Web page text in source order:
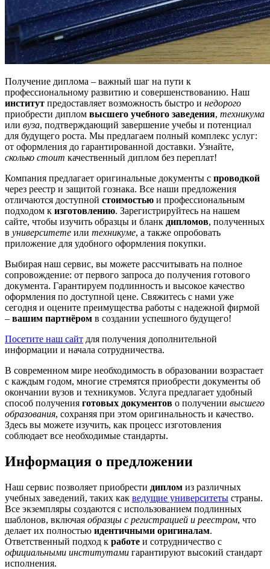
Получение диплома – важный шаг на пути к
профессиональному развитию и совершенствованию. Наш
институт предоставляет возможность быстро и недорого
приобрести диплом высшего учебного заведения, техникума
или вуза, подтверждающий завершение учебы и потенциал
для будущего роста. Мы предлагаем полный комплекс услуг:
от оформления до гарантированной доставки. Узнайте,
сколько стоит качественный диплом без переплат!
Компания предлагает оригинальные документы с проводкой
через реестр и защитой гознака. Все наши предложения
отличаются доступной стоимостью и профессиональным
подходом к изготовлению. Зарегистрируйтесь на нашем
сайте, чтобы изучить образцы и бланк дипломов, полученных
в университете или техникуме, а также опробовать
приложение для удобного оформления покупки.
Выбирая наш сервис, вы можете рассчитывать на полное
сопровождение: от первого запроса до получения готового
документа. Гарантируем подлинность и высокое качество
оформления по доступной цене. Свяжитесь с нами уже
сегодня и оцените преимущества работы с надежной фирмой
– вашим партнёром в создании успешного будущего!
Посетите наш сайт для получения дополнительной
информации и начала сотрудничества.
В современном мире необходимость в образовании возрастает
с каждым годом, многие стремятся приобрести документы об
окончании вузов и техникумов. Услуга предлагает удобный
способ получения готовых документов о получении высшего
образования, сохраняя при этом оригинальность и качество.
Здесь вы можете изучить, как процесс изготовления
соблюдает все необходимые стандарты.
Информация о предложении
Наш сервис позволяет приобрести диплом из различных
учебных заведений, таких как ведущие университеты страны.
Все экземпляры создаются с использованием подлинных
шаблонов, включая образцы с регистрацией и реестром, что
делает их полностью идентичными оригиналам.
Ответственный подход к работе и сотрудничество с
официальными институтами гарантируют высокий стандарт
исполнения.